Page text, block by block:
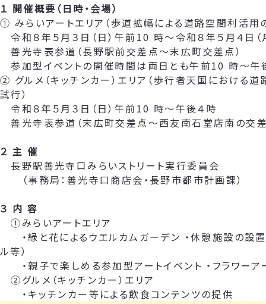
１ 開催概要（日時・会場）
① みらいアートエリア（歩道拡幅による道路空間利活用
令和８年５月３日（日）午前10 時～令和８年５月４日（
善光寺表参道（長野駅前交差点～末広町交差点）
参加型イベントの開催時間は両日とも午前10 時～午
② グルメ（キッチンカー）エリア（歩行者天国における
試行）
令和８年５月３日（日）午前10 時～午後４時
善光寺表参道（末広町交差点～西友南石堂店南の交
２ 主 催
長野駅善光寺口みらいストリート実行委員会
（事務局：善光寺口商店会・長野市都市計画課）
３ 内 容
①みらいアートエリア
・緑と花によるウエルカムガーデン ・休憩施設の設置
ル等）
・親子で楽しめる参加型アートイベント ・フラワーア
②グルメ（キッチンカー）エリア
・キッチンカー等による飲食コンテンツの提供